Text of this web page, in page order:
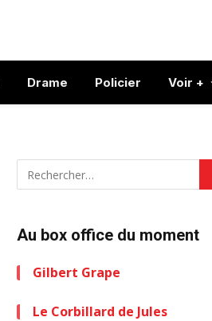
Drame Policier Voir +
Au box office du moment
Gilbert Grape
Le Corbillard de Jules